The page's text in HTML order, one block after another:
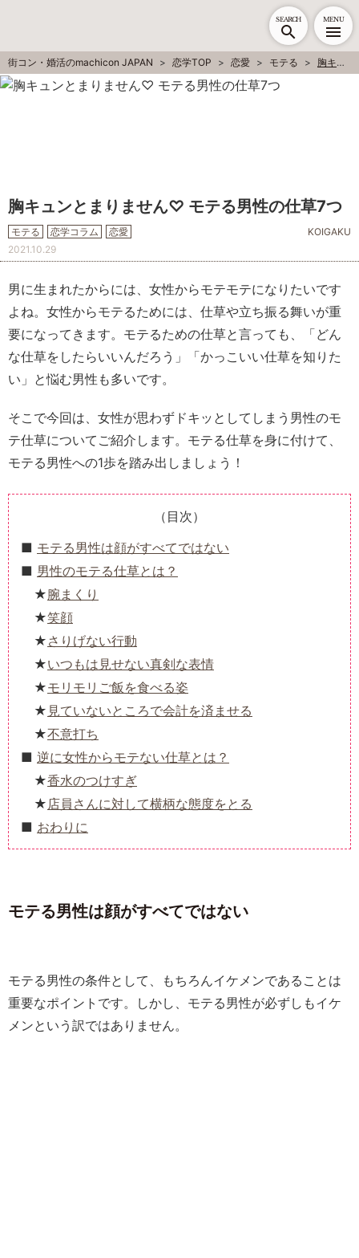
SEARCH MENU
街コン・婚活のmachicon JAPAN 恋学TOP 恋愛 モテる 胸キュンとまりません♡ モテる男性の仕草7つ
胸キュンとまりません♡ モテる男性の仕草7つ
モテる 恋学コラム 恋愛
KOIGAKU
2021.10.29
男に生まれたからには、女性からモテモテになりたいです
よね。女性からモテるためには、仕草や立ち振る舞いが重
要になってきます。モテるための仕草と言っても、「どん
な仕草をしたらいいんだろう」「かっこいい仕草を知りた
い」と悩む男性も多いです。
そこで今回は、女性が思わずドキッとしてしまう男性のモ
テ仕草についてご紹介します。モテる仕草を身に付けて、
モテる男性への1歩を踏み出しましょう！
（目次）
モテる男性は顔がすべてではない
男性のモテる仕草とは？
腕まくり
笑顔
さりげない行動
いつもは見せない真剣な表情
モリモリご飯を食べる姿
見ていないところで会計を済ませる
不意打ち
逆に女性からモテない仕草とは？
香水のつけすぎ
店員さんに対して横柄な態度をとる
おわりに
モテる男性は顔がすべてではない
モテる男性の条件として、もちろんイケメンであることは
重要なポイントです。しかし、モテる男性が必ずしもイケ
メンという訳ではありません。